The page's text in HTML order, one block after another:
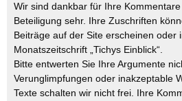
Wir sind dankbar für Ihre
Beteiligung sehr. Ihre Zuschriften
Beiträge auf der Site erscheinen oder
Monatszeitschrift „Tichys Einblick“.
Bitte entwerten Sie Ihre Argumente
Verunglimpfungen oder inakzeptable
Texte schalten wir nicht frei. Ihre